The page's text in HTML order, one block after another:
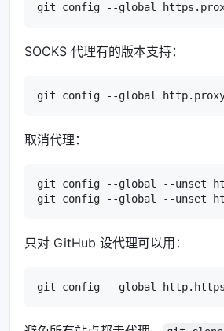
SOCKS 代理有的版本支持：
取消代理：
只对 GitHub 设代理可以用：